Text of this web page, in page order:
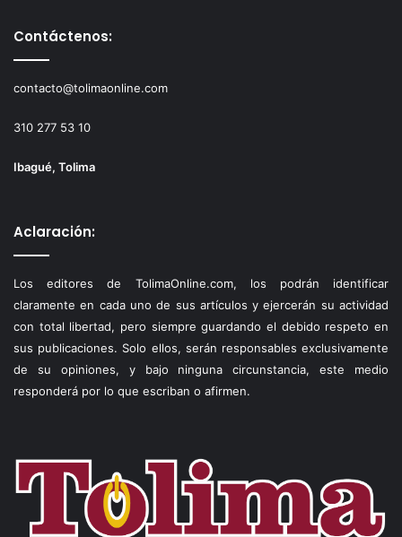
Contáctenos:
contacto@tolimaonline.com
310 277 53 10
Ibagué, Tolima
Aclaración:
Los editores de TolimaOnline.com, los podrán identificar
claramente en cada uno de sus artículos y ejercerán su actividad
con total libertad, pero siempre guardando el debido respeto en
sus publicaciones. Solo ellos, serán responsables exclusivamente
de su opiniones, y bajo ninguna circunstancia, este medio
responderá por lo que escriban o afirmen.